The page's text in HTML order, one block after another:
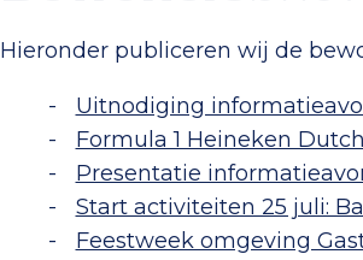
Hieronder publiceren wij de
Uitnodiging
Formula 1 Heineken
Presentatie
Start activiteiten 25 juli:
Feestweek omgeving